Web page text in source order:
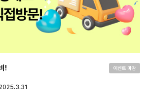
! 이벤트 마감
2025.3.31